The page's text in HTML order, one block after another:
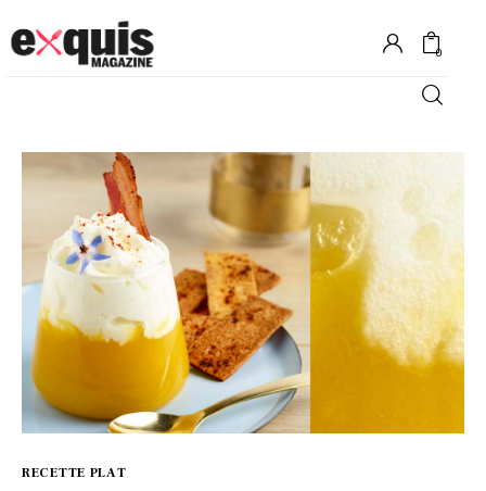
0
Hôtels
Gastronomie
Recettes
Shopping
Évènements
RECETTE PLAT